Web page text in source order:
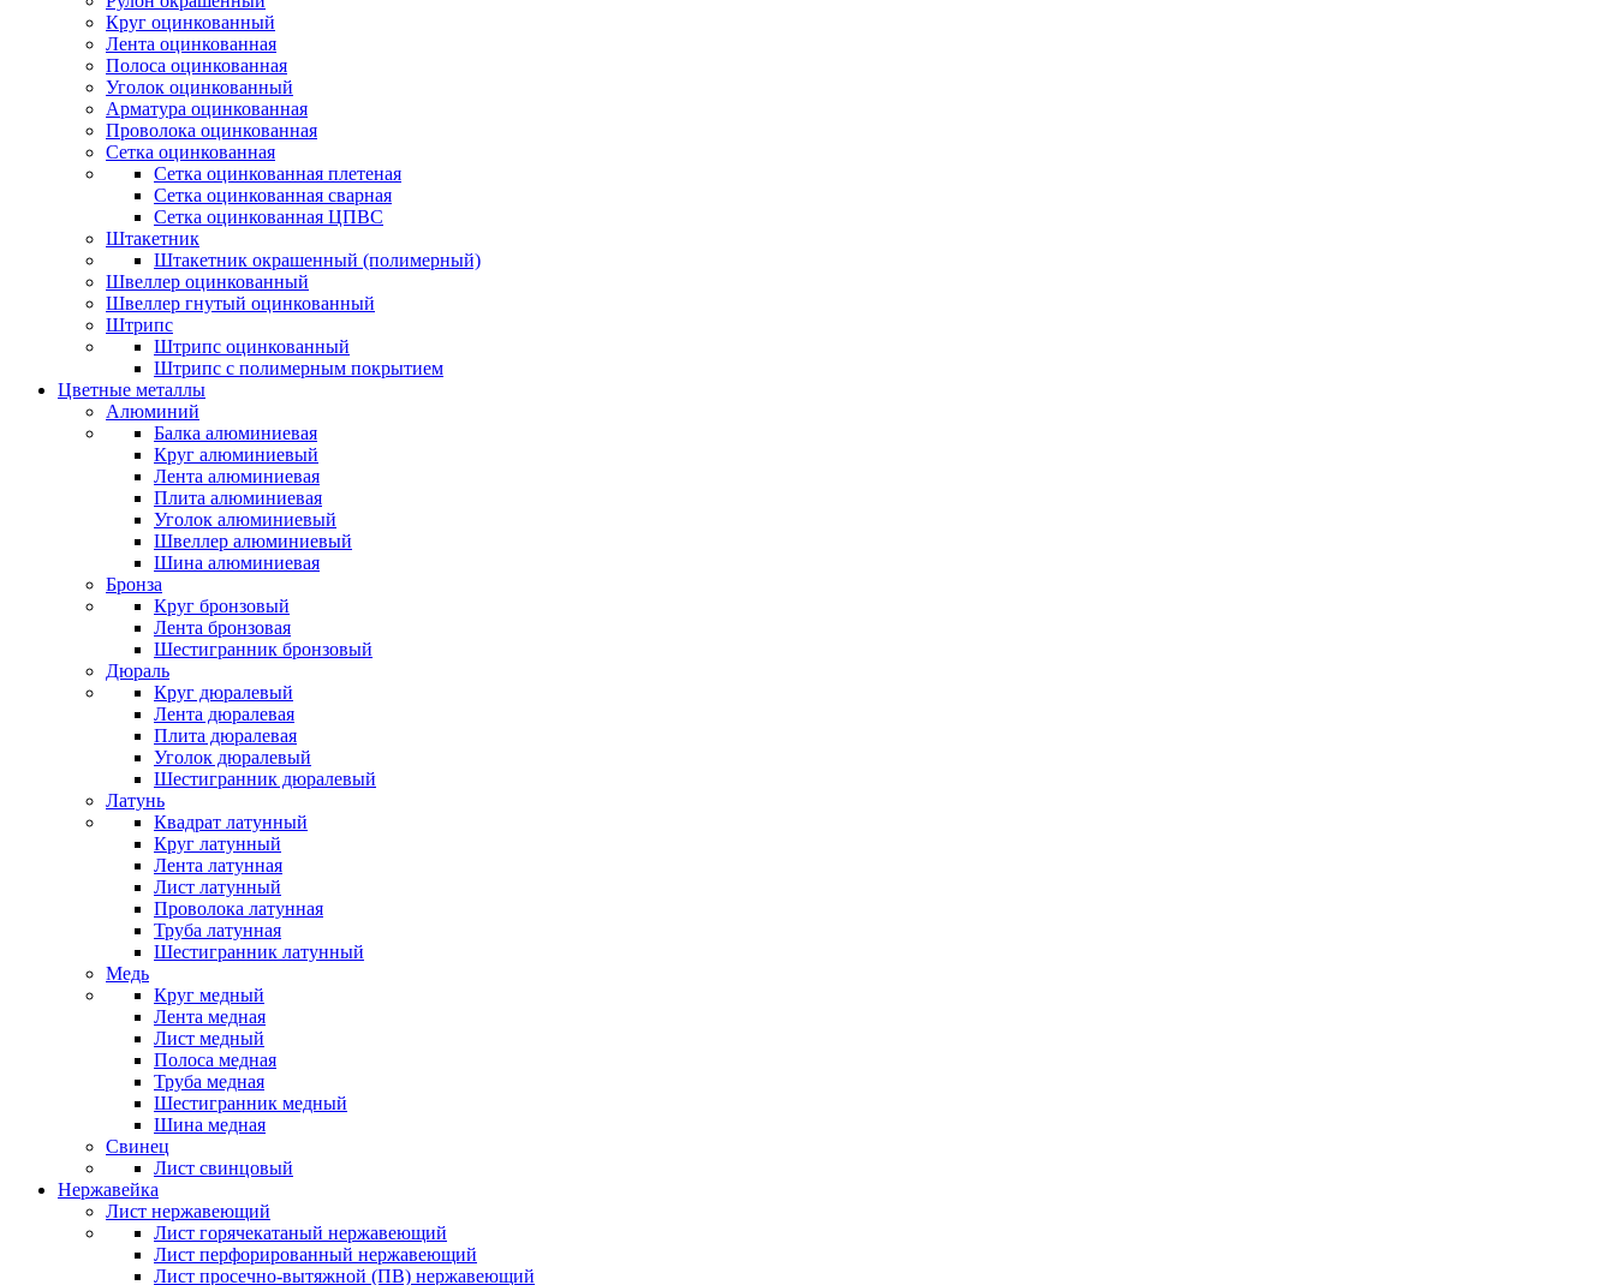
Круг оцинкованный
Лента оцинкованная
Полоса оцинкованная
Уголок оцинкованный
Арматура оцинкованная
Проволока оцинкованная
Сетка оцинкованная
Сетка оцинкованная плетеная
Сетка оцинкованная сварная
Сетка оцинкованная ЦПВС
Штакетник
Штакетник окрашенный (полимерный)
Швеллер оцинкованный
Швеллер гнутый оцинкованный
Штрипс
Штрипс оцинкованный
Штрипс с полимерным покрытием
Цветные металлы
Алюминий
Балка алюминиевая
Круг алюминиевый
Лента алюминиевая
Плита алюминиевая
Уголок алюминиевый
Швеллер алюминиевый
Шина алюминиевая
Бронза
Круг бронзовый
Лента бронзовая
Шестигранник бронзовый
Дюраль
Круг дюралевый
Лента дюралевая
Плита дюралевая
Уголок дюралевый
Шестигранник дюралевый
Латунь
Квадрат латунный
Круг латунный
Лента латунная
Лист латунный
Проволока латунная
Труба латунная
Шестигранник латунный
Медь
Круг медный
Лента медная
Лист медный
Полоса медная
Труба медная
Шестигранник медный
Шина медная
Свинец
Лист свинцовый
Нержавейка
Лист нержавеющий
Лист горячекатаный нержавеющий
Лист перфорированный нержавеющий
Лист просечно-вытяжной (ПВ) нержавеющий